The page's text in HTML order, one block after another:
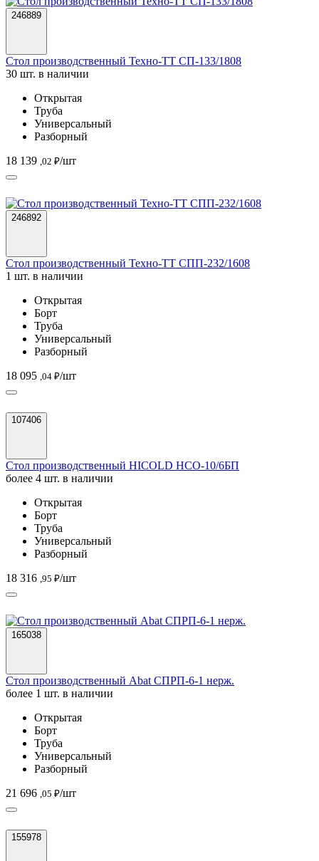
246889
Стол производственный Техно-ТТ СП-133/1808
30 шт. в наличии
Открытая
Труба
Универсальный
Разборный
18 139 ,02 ₽/шт
246892
Стол производственный Техно-ТТ СПП-232/1608
1 шт. в наличии
Открытая
Борт
Труба
Универсальный
Разборный
18 095 ,04 ₽/шт
107406
Стол производственный HICOLD НСО-10/6БП
более 4 шт. в наличии
Открытая
Борт
Труба
Универсальный
Разборный
18 316 ,95 ₽/шт
165038
Стол производственный Abat СПРП-6-1 нерж.
более 1 шт. в наличии
Открытая
Борт
Труба
Универсальный
Разборный
21 696 ,05 ₽/шт
155978